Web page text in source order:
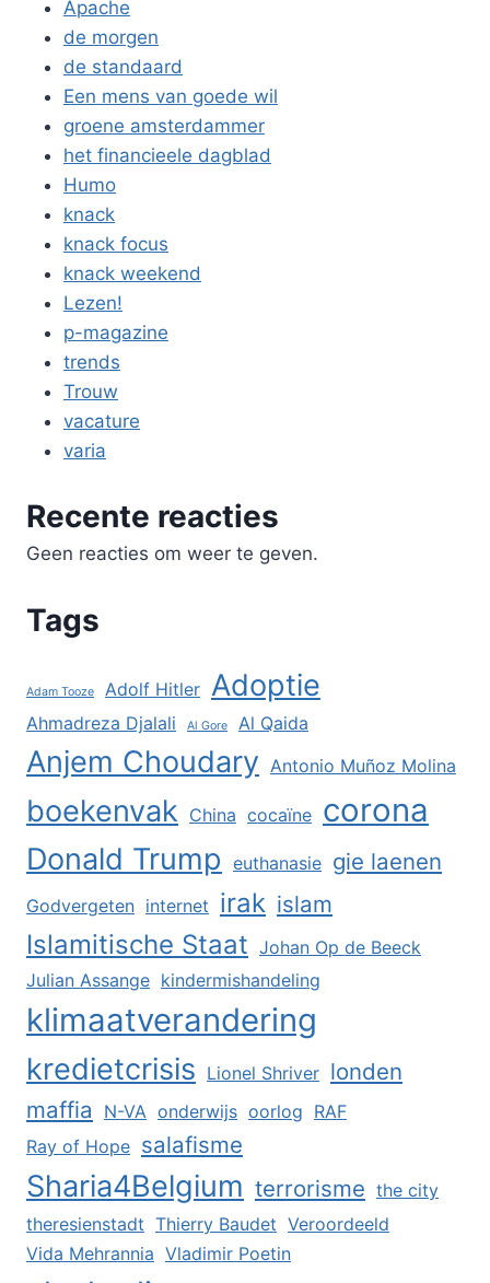
Apache
de morgen
de standaard
Een mens van goede wil
groene amsterdammer
het financieele dagblad
Humo
knack
knack focus
knack weekend
Lezen!
p-magazine
trends
Trouw
vacature
varia
Recente reacties
Geen reacties om weer te geven.
Tags
Adam Tooze Adolf Hitler Adoptie
Ahmadreza Djalali Al Gore Al Qaida
Anjem Choudary Antonio Muñoz Molina
boekenvak China cocaïne corona
Donald Trump euthanasie gie laenen
Godvergeten internet irak islam
Islamitische Staat Johan Op de Beeck
Julian Assange kindermishandeling
klimaatverandering
kredietcrisis Lionel Shriver londen
maffia
N-VA onderwijs oorlog RAF
Ray of Hope salafisme
Sharia4Belgium terrorisme the city
theresienstadt Thierry Baudet Veroordeeld
Vida Mehrannia Vladimir Poetin